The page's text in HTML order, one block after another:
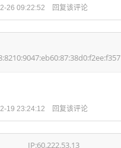
26 09:22:52 回复该评论
19 23:24:12 回复该评论
IP:60.222.53.13